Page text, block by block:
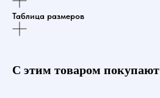
Таблица размеров
С этим товаром покупают